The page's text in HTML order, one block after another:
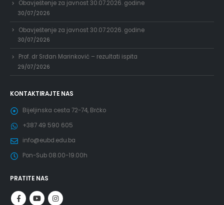
Obavještenje za javnost 30.07.2026. godine
30/07/2026
Obavještenje za javnost 30.07.2026. godine
30/07/2026
Prof. dr Srđan Marinković – rezultati ispita
29/07/2026
KONTAKTIRAJTE NAS
Bijeljinska cesta 72-74, Brčko
+387 49 590 605
info@eubd.edu.ba
Pon-Sub 08.00-19.00h
PRATITE NAS